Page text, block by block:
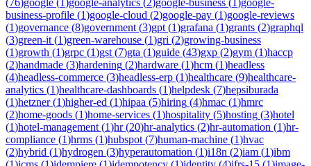
business-profile (1)google-cloud (2)google-pay (1)google-reviews
(1)governance (8)government (3)gpt (1)grafana (1)grants (2)graphql
(3)green-it (1)green-warehouse (1)gri (2)growing-business
(1)growth (1)grpc (1)gst (7)gta (1)guide (43)gxp (2)gym (1)haccp
(2)handmade (3)hardening (2)hardware (1)hcm (1)headless
(4)headless-commerce (3)headless-erp (1)healthcare (9)healthcare-
analytics (1)healthcare-dashboards (1)helpdesk (7)hepsiburada
(1)hetzner(1)higher-ed (1)hipaa (5)hiring (4)hmac (1)hmrc
(2)home-goods (1)home-services (1)hospitality (5)hosting (3)hotel
(1)hotel-management (1)hr(20)hr-analytics (2)hr-automation (1)hr-
compliance (1)hrms (1)hubspot (7)human-machine (1)hvac
(2)hybrid (1)hydrogen (3)hyperautomation (1)i18n (2)iam (1)ibm